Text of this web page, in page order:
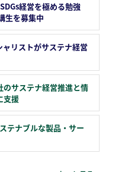
経営を極める勉強
生を募集中
ャリストがサステナ経営
のサステナ経営推進と情
支援
テナブルな製品・サー